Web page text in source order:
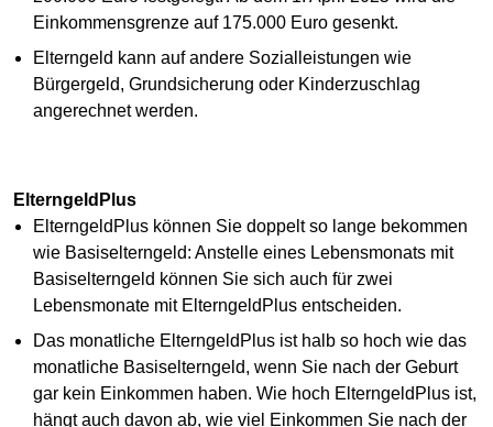
Einkommensgrenze auf 175.000 Euro gesenkt.
Elterngeld kann auf andere Sozialleistungen wie
Bürgergeld, Grundsicherung oder Kinderzuschlag
angerechnet werden.
ElterngeldPlus
ElterngeldPlus können Sie doppelt so lange bekommen
wie Basiselterngeld: Anstelle eines Lebensmonats mit
Basiselterngeld können Sie sich auch für zwei
Lebensmonate mit ElterngeldPlus entscheiden.
Das monatliche ElterngeldPlus ist halb so hoch wie das
monatliche Basiselterngeld, wenn Sie nach der Geburt
gar kein Einkommen haben. Wie hoch ElterngeldPlus ist,
hängt auch davon ab, wie viel Einkommen Sie nach der